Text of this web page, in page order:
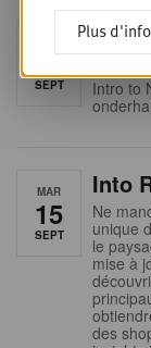
9
SEPT
Intro to
MAR
15
SEPT
Into
Ne
unique
le
mise à
des
Plus d'info